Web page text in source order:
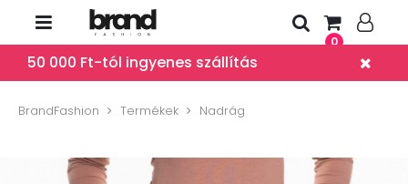
0
50 000 Ft-tól ingyenes szállítás
BrandFashion Termékek Nadrág